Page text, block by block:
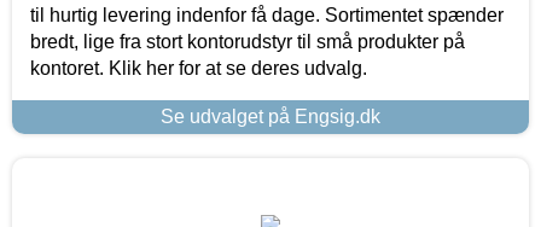
til hurtig levering indenfor få dage. Sortimentet spænder
bredt, lige fra stort kontorudstyr til små produkter på
kontoret. Klik her for at se deres udvalg.
Se udvalget på Engsig.dk